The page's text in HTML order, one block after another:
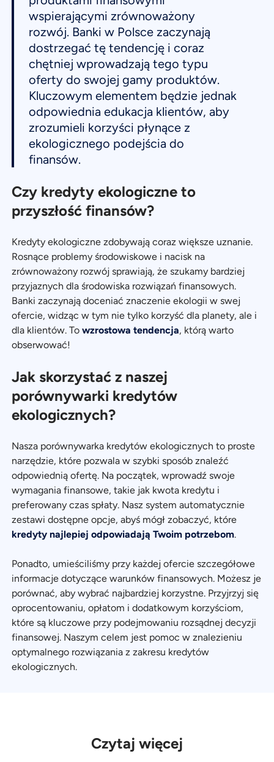
wspierającymi zrównoważony
rozwój. Banki w Polsce zaczynają
dostrzegać tę tendencję i coraz
chętniej wprowadzają tego typu
oferty do swojej gamy produktów.
Kluczowym elementem będzie jednak
odpowiednia edukacja klientów, aby
zrozumieli korzyści płynące z
ekologicznego podejścia do
finansów.
Czy kredyty ekologiczne to
przyszłość finansów?
Kredyty ekologiczne zdobywają coraz większe uznanie.
Rosnące problemy środowiskowe i nacisk na
zrównoważony rozwój sprawiają, że szukamy bardziej
przyjaznych dla środowiska rozwiązań finansowych.
Banki zaczynają doceniać znaczenie ekologii w swej
ofercie, widząc w tym nie tylko korzyść dla planety, ale i
dla klientów. Towzrostowa tendencja, którą warto
obserwować!
Jak skorzystać z naszej
porównywarki kredytów
ekologicznych?
Nasza porównywarka kredytów ekologicznych to proste
narzędzie, które pozwala w szybki sposób znaleźć
odpowiednią ofertę. Na początek, wprowadź swoje
wymagania finansowe, takie jak kwota kredytu i
preferowany czas spłaty. Nasz system automatycznie
zestawi dostępne opcje, abyś mógł zobaczyć, które
kredyty najlepiej odpowiadają Twoim potrzebom.
Ponadto, umieściliśmy przy każdej ofercie szczegółowe
informacje dotyczące warunków finansowych. Możesz je
porównać, aby wybrać najbardziej korzystne. Przyjrzyj się
oprocentowaniu, opłatom i dodatkowym korzyściom,
które są kluczowe przy podejmowaniu rozsądnej decyzji
finansowej. Naszym celem jest pomoc w znalezieniu
optymalnego rozwiązania z zakresu kredytów
ekologicznych.
Czytaj więcej